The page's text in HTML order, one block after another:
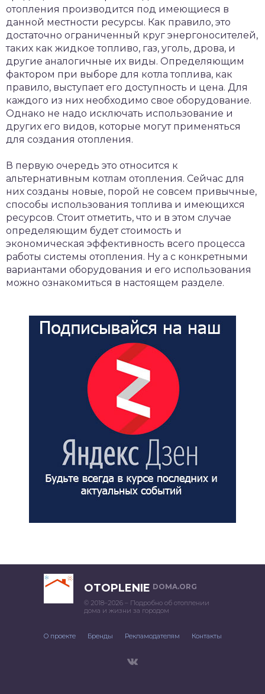
отопления производится под имеющиеся в
данной местности ресурсы. Как правило, это
достаточно ограниченный круг энергоносителей,
таких как жидкое топливо, газ, уголь, дрова, и
другие аналогичные их виды. Определяющим
фактором при выборе для котла топлива, как
правило, выступает его доступность и цена. Для
каждого из них необходимо свое оборудование.
Однако не надо исключать использование и
других его видов, которые могут применяться
для создания отопления.
В первую очередь это относится к
альтернативным котлам отопления. Сейчас для
них созданы новые, порой не совсем привычные,
способы использования топлива и имеющихся
ресурсов. Стоит отметить, что и в этом случае
определяющим будет стоимость и
экономическая эффективность всего процесса
работы системы отопления. Ну а с конкретными
вариантами оборудования и его использования
можно ознакомиться в настоящем разделе.
OTOPLENIE DOMA.ORG
© 2018–2026 – Подробно об отоплении
дома и жизни за городом
О проекте Бренды Рекламодателям Контакты